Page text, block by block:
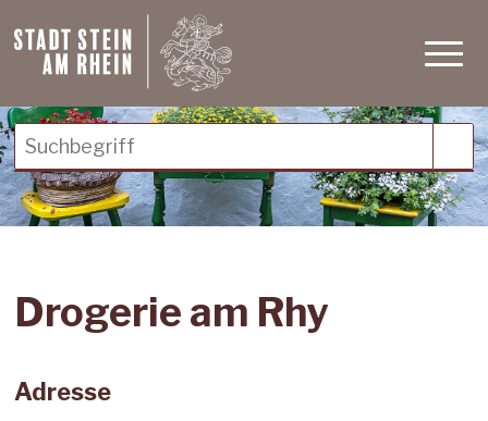
Navigieren in Stein am
Schnellnavigation
Suchbegriff
Drogerie am Rhy
Adresse